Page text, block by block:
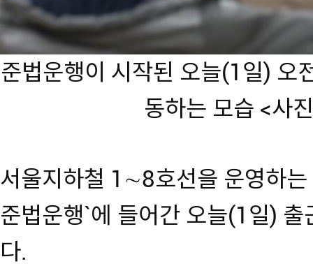
준법운행이 시작된 오늘(1일) 오
동하는 모습 <사
서울지하철 1∼8호선을 운영하
준법운행`에 들어간 오늘(1일)
다.